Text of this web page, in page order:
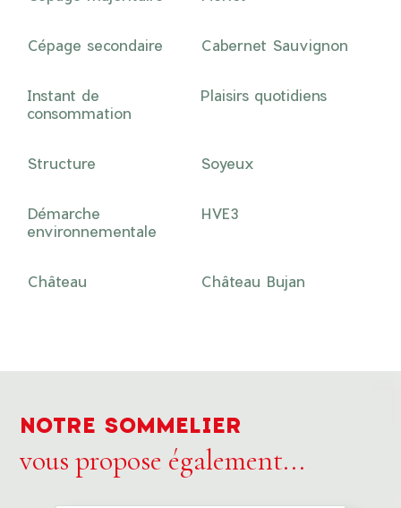
Cépage secondaire Cabernet Sauvignon
Instant de
consommation
Plaisirs quotidiens
Structure Soyeux
Démarche
environnementale
HVE3
Château Château Bujan
NOTRE SOMMELIER
vous propose également...